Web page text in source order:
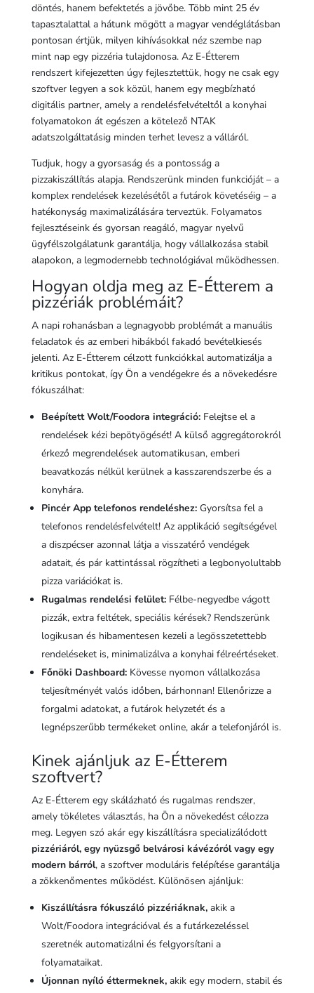
döntés, hanem befektetés a jövőbe. Több mint 25 év
tapasztalattal a hátunk mögött a magyar vendéglátásban
pontosan értjük, milyen kihívásokkal néz szembe nap
mint nap egy pizzéria tulajdonosa. Az E-Étterem
rendszert kifejezetten úgy fejlesztettük, hogy ne csak egy
szoftver legyen a sok közül, hanem egy megbízható
digitális partner, amely a rendelésfelvételtől a konyhai
folyamatokon át egészen a kötelező NTAK
adatszolgáltatásig minden terhet levesz a válláról.
Tudjuk, hogy a gyorsaság és a pontosság a
pizzakiszállítás alapja. Rendszerünk minden funkcióját – a
komplex rendelések kezelésétől a futárok követéséig – a
hatékonyság maximalizálására terveztük. Folyamatos
fejlesztéseink és gyorsan reagáló, magyar nyelvű
ügyfélszolgálatunk garantálja, hogy vállalkozása stabil
alapokon, a legmodernebb technológiával működhessen.
Hogyan oldja meg az E-Étterem a
pizzériák problémáit?
A napi rohanásban a legnagyobb problémát a manuális
feladatok és az emberi hibákból fakadó bevételkiesés
jelenti. Az E-Étterem célzott funkciókkal automatizálja a
kritikus pontokat, így Ön a vendégekre és a növekedésre
fókuszálhat:
Beépített Wolt/Foodora integráció:Felejtse el a
rendelések kézi bepötyögését! A külső aggregátorokról
érkező megrendelések automatikusan, emberi
beavatkozás nélkül kerülnek a kasszarendszerbe és a
konyhára.
Pincér App telefonos rendeléshez:Gyorsítsa fel a
telefonos rendelésfelvételt! Az applikáció segítségével
a diszpécser azonnal látja a visszatérő vendégek
adatait, és pár kattintással rögzítheti a legbonyolultabb
pizza variációkat is.
Rugalmas rendelési felület:Félbe-negyedbe vágott
pizzák, extra feltétek, speciális kérések? Rendszerünk
logikusan és hibamentesen kezeli a legösszetettebb
rendeléseket is, minimalizálva a konyhai félreértéseket.
Főnöki Dashboard:Kövesse nyomon vállalkozása
teljesítményét valós időben, bárhonnan! Ellenőrizze a
forgalmi adatokat, a futárok helyzetét és a
legnépszerűbb termékeket online, akár a telefonjáról is.
Kinek ajánljuk az E-Étterem
szoftvert?
Az E-Étterem egy skálázható és rugalmas rendszer,
amely tökéletes választás, ha Ön a növekedést célozza
meg. Legyen szó akár egy kiszállításra specializálódott
pizzériáról, egy nyüzsgő belvárosi kávézóról vagy egy
modern bárról, a szoftver moduláris felépítése garantálja
a zökkenőmentes működést. Különösen ajánljuk:
Kiszállításra fókuszáló pizzériáknak,akik a
Wolt/Foodora integrációval és a futárkezeléssel
szeretnék automatizálni és felgyorsítani a
folyamataikat.
Újonnan nyíló éttermeknek,akik egy modern, stabil és